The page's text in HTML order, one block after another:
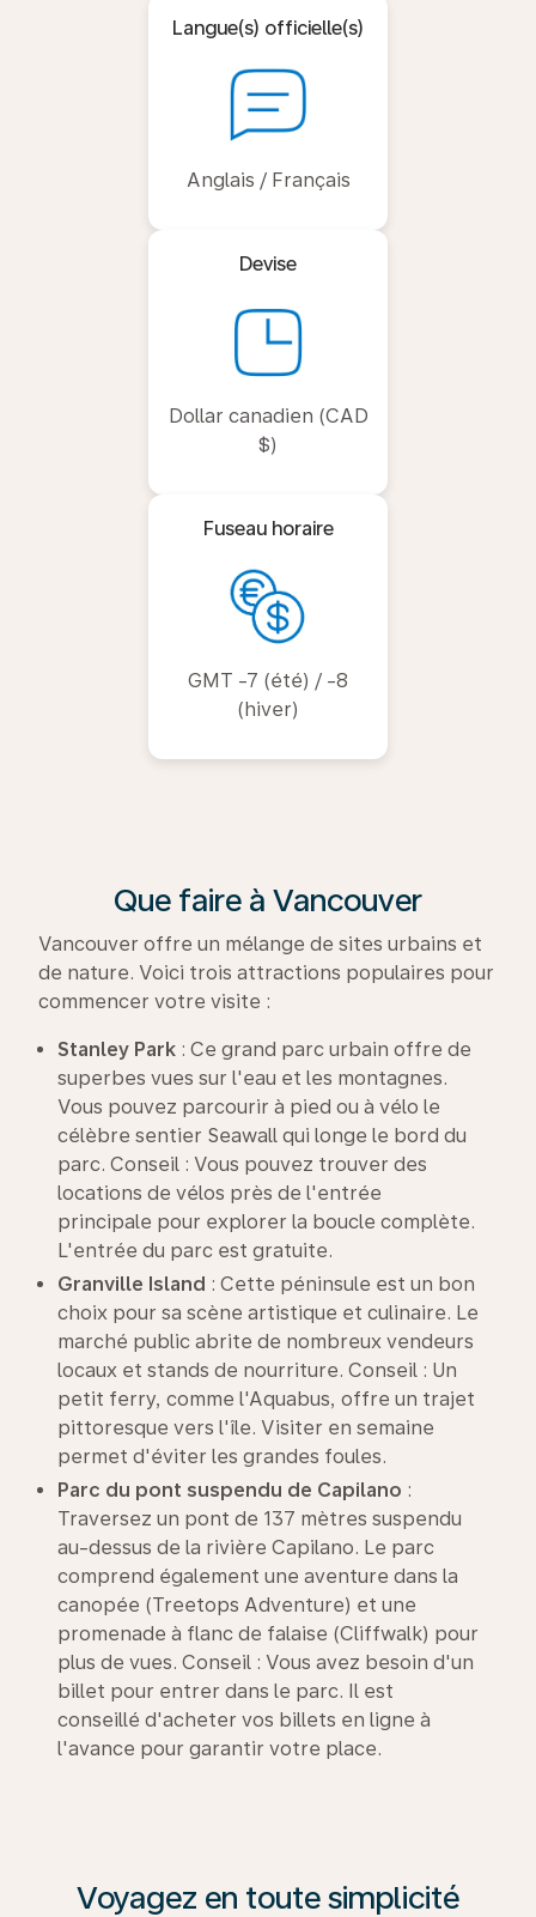
Langue(s) officielle(s)
Anglais / Français
Devise
Dollar canadien (CAD
$)
Fuseau horaire
GMT -7 (été) / -8
(hiver)
Que faire à Vancouver
Vancouver offre un mélange de sites urbains et
de nature. Voici trois attractions populaires pour
commencer votre visite :
Stanley Park : Ce grand parc urbain offre de
superbes vues sur l'eau et les montagnes.
Vous pouvez parcourir à pied ou à vélo le
célèbre sentier Seawall qui longe le bord du
parc. Conseil : Vous pouvez trouver des
locations de vélos près de l'entrée
principale pour explorer la boucle complète.
L'entrée du parc est gratuite.
Granville Island : Cette péninsule est un bon
choix pour sa scène artistique et culinaire. Le
marché public abrite de nombreux vendeurs
locaux et stands de nourriture. Conseil : Un
petit ferry, comme l'Aquabus, offre un trajet
pittoresque vers l'île. Visiter en semaine
permet d'éviter les grandes foules.
Parc du pont suspendu de Capilano :
Traversez un pont de 137 mètres suspendu
au-dessus de la rivière Capilano. Le parc
comprend également une aventure dans la
canopée (Treetops Adventure) et une
promenade à flanc de falaise (Cliffwalk) pour
plus de vues. Conseil : Vous avez besoin d'un
billet pour entrer dans le parc. Il est
conseillé d'acheter vos billets en ligne à
l'avance pour garantir votre place.
Voyagez en toute simplicité